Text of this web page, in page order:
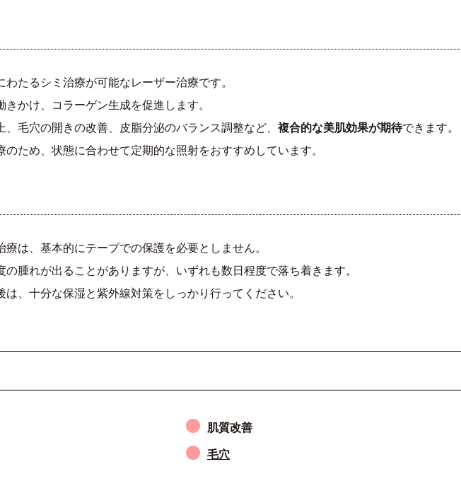
たるシミ治療が可能なレーザー治療です。
かけ、コラーゲン生成を促進します。
毛穴の開きの改善、皮脂分泌のバランス調整など、 複合的な美肌効果が期待できます。
ため、状態に合わせて定期的な照射をおすすめしています。
は、基本的にテープでの保護を必要としません。
腫れが出ることがありますが、いずれも数日程度で落ち着きます。
、十分な保湿と紫外線対策をしっかり行ってください。
肌質改善
毛穴